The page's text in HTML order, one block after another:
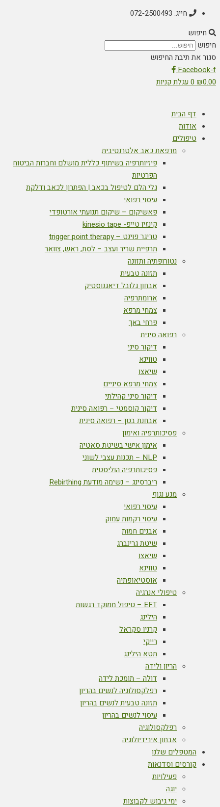
חייג: 072-2500493
חיפוש
חיפוש
סגור את תיבת החיפוש
Facebook-f
₪0.00
0 עגלת קניות
דף הבית
אודות
טיפולים
מרפאת כאב אלטרנטיבית
פיזיותרפיה בשיתוף כללית מושלם וחברות הביטוח
הפרטיות
גלי הלם לטיפול בכאב | הפתרון לכאב ודלקת
עיסוי רפואי
פאשיקום – שיקום תנועתי אורטופדי
קינזיו טייפ- kinesio tape
טריגר פוינט – trigger point therapy
תרפיית שריר ועצב – לסת, ראש, צוואר
נטורופתיה ותזונה
תזונה טבעית
אבחון גלובל דיאגנוסטיק
ארומתרפיה
צמחי מרפא
פרחי באך
רפואה סינית
דיקור סיני
טווינא
שיאצו
צמחי מרפא סיניים
דיקור סיני קהילתי
דיקור קוסמטי – רפואה סינית
אבחנת בטן – רפואה סינית
פסיכותרפיה ואימון
אימון אישי בשיטת סאטיה
NLP – תכנות עצבי לשוני
פסיכותרפיה הוליסטית
ריברסינג – נשימה מודעת Rebirthing
מגע וגוף
עיסוי רפואי
עיסוי רקמות עמוק
אבנים חמות
שיטת גרינברג
שיאצו
טווינא
אוסטיאופתיה
טיפולי אנרגיה
EFT – טיפול ממוקד רגשות
הילינג
קרניו סקראל
רייקי
תטא הילינג
הריון ולידה
דולה – תומכת לידה
רפלקסולוגיה לנשים בהריון
תזונה טבעית לנשים בהריון
עיסוי לנשים בהריון
רפלקסולוגיה
אבחון אירידיולוגיה
המטפלים שלנו
קורסים וסדנאות
פעילויות
יוגה
ימי גיבוש לקבוצות